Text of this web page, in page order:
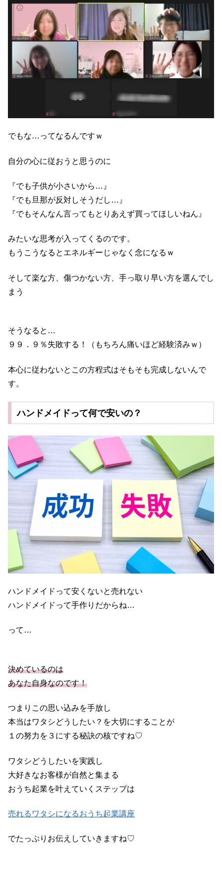
でもな…ってなるんですｗ
自分の心に従おうと思うのに
『でも子供が小さいから…』
『でも旦那が反対しそうだし…』
『でもそんなん言ってもとりあえず買ってほしいねん』
みたいな思考が入ってくるのです。
もうこうなるとエネルギーじゃなく念になるｗ
そして楽な方、傷つかない方、手っ取り早い方を選んでし
まう
そうなると…
９９．９％失敗する！（もちろん痛いほど経験済みｗ）
本心に従わないとこの方程式はそもそも完成しないんで
す。
ハンドメイドって何で安いの？
ハンドメイドって安くないと売れない
ハンドメイドって手作りだからね…
って…
決めているのは
あなた自身なのです！
つまりこの思い込みを手放し
本当はワタシどうしたい？を大切にすることが
１の努力を３にする秘訣の核ですね♡
ワタシどうしたいを実践し
大好きなお客様が自然と集まる
おうち起業を叶えていくステップは
売れるワタシになるおうち起業講座
でたっぷりお伝えしていきますね♡